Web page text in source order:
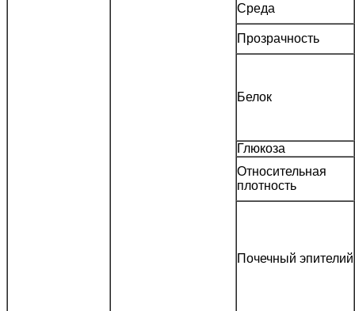
Среда
Прозрачность
Белок
Глюкоза
Относительная
плотность
Почечный эпителий